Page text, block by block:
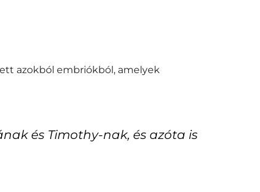
azokból embriókból, amelyek
és Timothy-nak, és azóta is